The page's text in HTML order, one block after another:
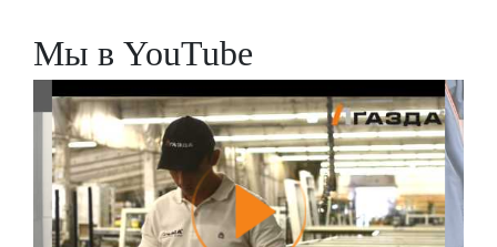
Мы в YouTube